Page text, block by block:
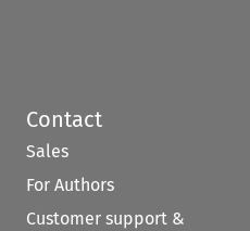
Contact
Sales
For Authors
Customer support &